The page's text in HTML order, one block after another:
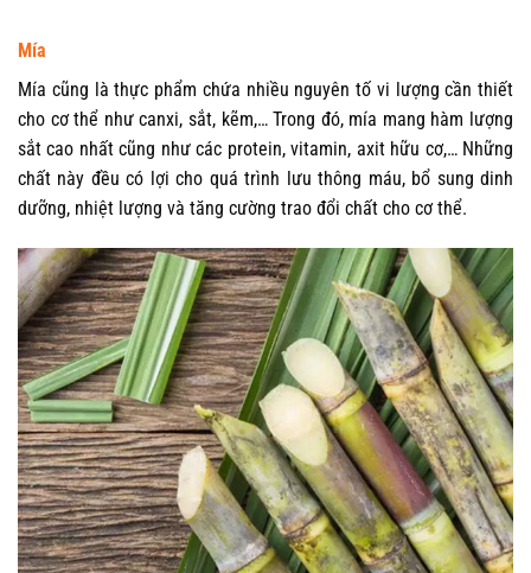
Mía
Mía cũng là thực phẩm chứa nhiều nguyên tố vi lượng cần thiết
cho cơ thể như canxi, sắt, kẽm,… Trong đó, mía mang hàm lượng
sắt cao nhất cũng như các protein, vitamin, axit hữu cơ,… Những
chất này đều có lợi cho quá trình lưu thông máu, bổ sung dinh
dưỡng, nhiệt lượng và tăng cường trao đổi chất cho cơ thể.